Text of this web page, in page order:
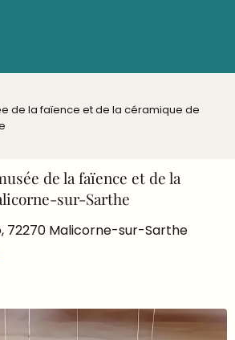
de la faïence et de la céramique de
de la faïence et de la
sur-Sarthe
72270 Malicorne-sur-Sarthe